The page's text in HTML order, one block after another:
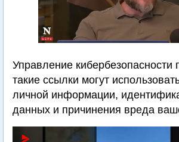
Управление кибербезопасности
такие ссылки могут
личной информации,
данных и причинения вреда